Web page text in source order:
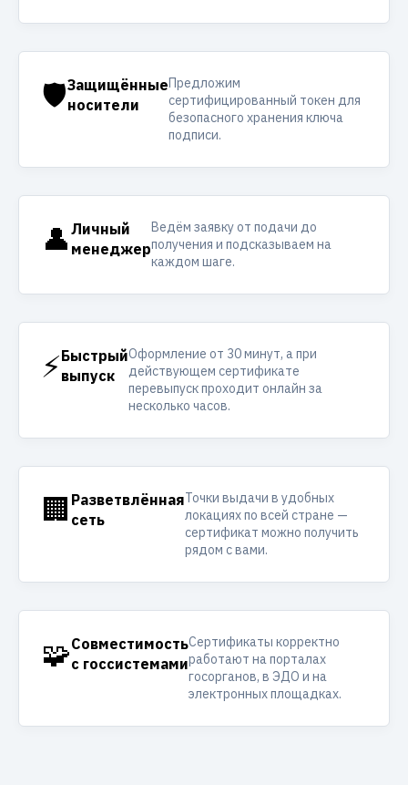
🛡️Защищённые
носители
Предложим
сертифицированный токен для
безопасного хранения ключа
подписи.
👤 Личный
менеджер
Ведём заявку от подачи до
получения и подсказываем на
каждом шаге.
⚡Быстрый
выпуск
Оформление от 30 минут, а при
действующем сертификате
перевыпуск проходит онлайн за
несколько часов.
🏢 Разветвлённая
сеть
Точки выдачи в удобных
локациях по всей стране —
сертификат можно получить
рядом с вами.
🧩Совместимость
с госсистемами
Сертификаты корректно
работают на порталах
госорганов, в ЭДО и на
электронных площадках.